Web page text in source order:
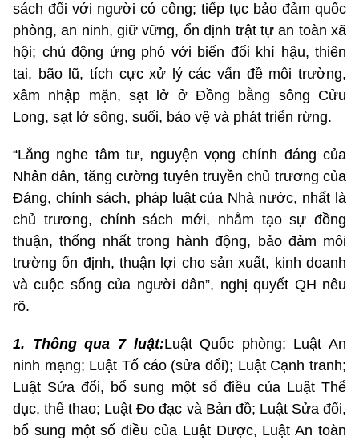
sách đối với người có công; tiếp tục bảo đảm quốc
phòng, an ninh, giữ vững, ổn định trật tự an toàn xã
hội; chủ động ứng phó với biến đổi khí hậu, thiên
tai, bão lũ, tích cực xử lý các vấn đề môi trường,
xâm nhập mặn, sạt lở ở Đồng bằng sông Cửu
Long, sạt lở sông, suối, bảo vệ và phát triển rừng.
“Lắng nghe tâm tư, nguyện vọng chính đáng của
Nhân dân, tăng cường tuyên truyền chủ trương của
Đảng, chính sách, pháp luật của Nhà nước, nhất là
chủ trương, chính sách mới, nhằm tạo sự đồng
thuận, thống nhất trong hành động, bảo đảm môi
trường ổn định, thuận lợi cho sản xuất, kinh doanh
và cuộc sống của người dân”, nghị quyết QH nêu
rõ.
1. Thông qua 7 luật:Luật Quốc phòng; Luật An
ninh mạng; Luật Tố cáo (sửa đổi); Luật Cạnh tranh;
Luật Sửa đổi, bổ sung một số điều của Luật Thể
dục, thể thao; Luật Đo đạc và Bản đồ; Luật Sửa đổi,
bổ sung một số điều của Luật Dược, Luật An toàn